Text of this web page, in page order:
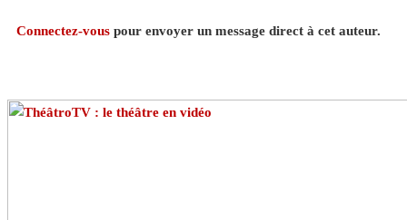
Connectez-vous pour envoyer un message direct à cet auteur.